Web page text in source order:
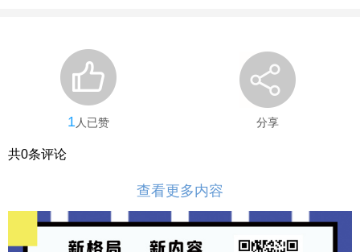
1人已赞 分享
共0条评论
查看更多内容